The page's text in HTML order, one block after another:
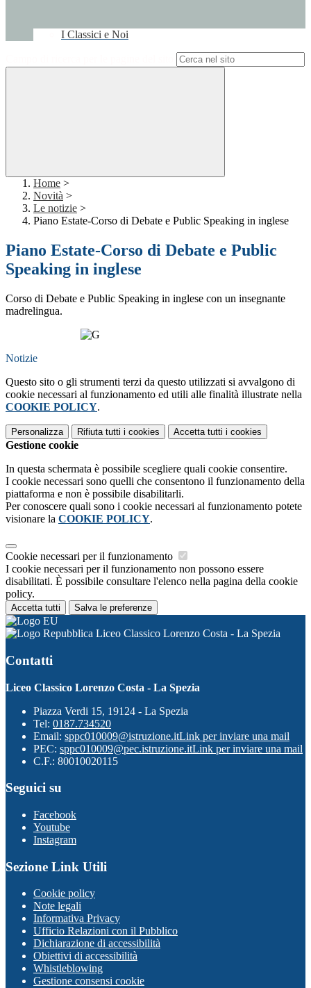
I Classici e Noi
Home >
Novità >
Le notizie >
Piano Estate-Corso di Debate e Public Speaking in inglese
Piano Estate-Corso di Debate e Public
Speaking in inglese
Corso di Debate e Public Speaking in inglese con un insegnante
madrelingua.
Notizie
Questo sito o gli strumenti terzi da questo utilizzati si avvalgono di
cookie necessari al funzionamento ed utili alle finalità illustrate nella
COOKIE POLICY.
Personalizza Rifiuta tutti i cookies Accetta tutti i cookies
Gestione cookie
In questa schermata è possibile scegliere quali cookie consentire.
I cookie necessari sono quelli che consentono il funzionamento della
piattaforma e non è possibile disabilitarli.
Per conoscere quali sono i cookie necessari al funzionamento potete
visionare la COOKIE POLICY.
Cookie necessari per il funzionamento
I cookie necessari per il funzionamento non possono essere
disabilitati. È possibile consultare l'elenco nella pagina della cookie
policy.
Accetta tutti Salva le preferenze
Liceo Classico Lorenzo Costa - La Spezia
Contatti
Liceo Classico Lorenzo Costa - La Spezia
Piazza Verdi 15, 19124 - La Spezia
Tel: 0187.734520
Email: sppc010009@istruzione.itLink per inviare una mail
PEC: sppc010009@pec.istruzione.itLink per inviare una mail
C.F.: 80010020115
Seguici su
Facebook
Youtube
Instagram
Sezione Link Utili
Cookie policy
Note legali
Informativa Privacy
Ufficio Relazioni con il Pubblico
Dichiarazione di accessibilità
Obiettivi di accessibilità
Whistleblowing
Gestione consensi cookie